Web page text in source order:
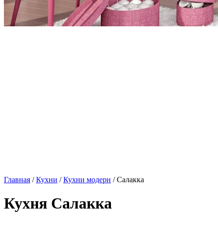
Главная /Кухни /Кухни модерн / Салакка
Кухня Салакка